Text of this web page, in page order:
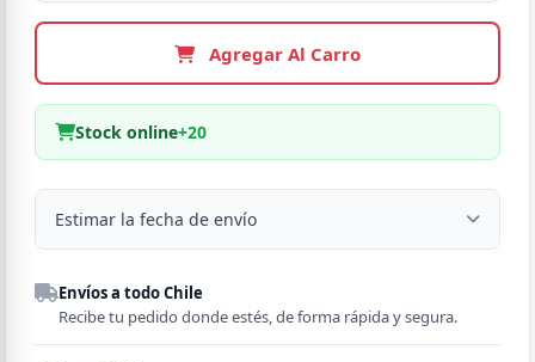
Agregar Al Carro
Stock online+20
Estimar la fecha de envío
Región
Envíos a todo Chile
Recibe tu pedido donde estés, de forma rápida y segura.